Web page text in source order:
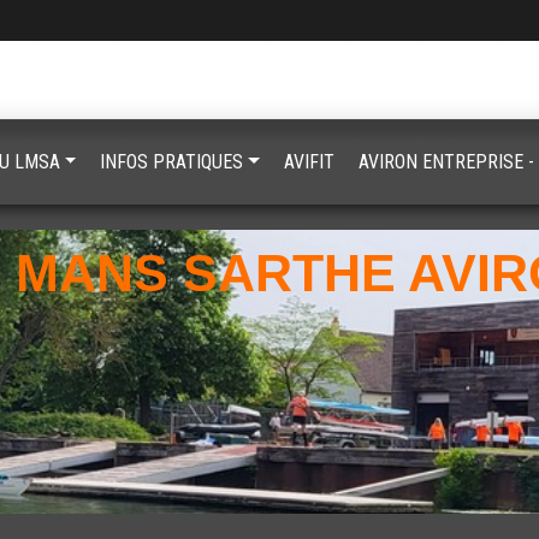
MANS SARTHE
LMSA INFOS PRATIQUES AVIFIT AVIRON ENTREPRISE